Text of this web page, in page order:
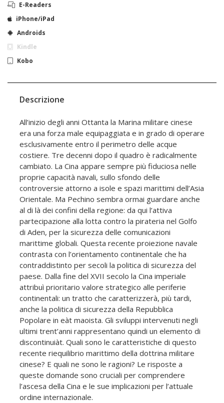
E-Readers
iPhone/iPad
Androids
Kindle
Kobo
Descrizione
All’inizio degli anni Ottanta la Marina militare cinese
era una forza male equipaggiata e in grado di operare
esclusivamente entro il perimetro delle acque
costiere. Tre decenni dopo il quadro è radicalmente
cambiato. La Cina appare sempre più fiduciosa nelle
proprie capacità navali, sullo sfondo delle
controversie attorno a isole e spazi marittimi dell’Asia
Orientale. Ma Pechino sembra ormai guardare anche
al di là dei confini della regione: da qui l’attiva
partecipazione alla lotta contro la pirateria nel Golfo
di Aden, per la sicurezza delle comunicazioni
marittime globali. Questa recente proiezione navale
contrasta con l’orientamento continentale che ha
contraddistinto per secoli la politica di sicurezza del
paese. Dalla fine del XVII secolo la Cina imperiale
attribuì prioritario valore strategico alle periferie
continentali: un tratto che caratterizzerà, più tardi,
anche la politica di sicurezza della Repubblica
Popolare in eàt maoista. Gli sviluppi intervenuti negli
ultimi trent’anni rappresentano quindi un elemento di
discontinuiàt. Quali sono le caratteristiche di questo
recente riequilibrio marittimo della dottrina militare
cinese? E quali ne sono le ragioni? Le risposte a
queste domande sono cruciali per comprendere
l’ascesa della Cina e le sue implicazioni per l’attuale
ordine internazionale.